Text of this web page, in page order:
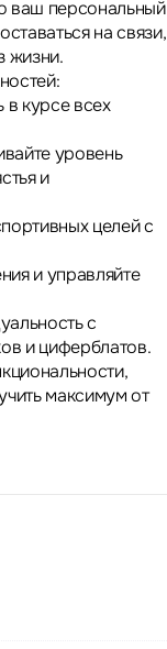
ваш персональный
на связи,
жизни.
в курсе всех
уровень
и
целей с
и управляйте
с
и циферблатов.
максимум от